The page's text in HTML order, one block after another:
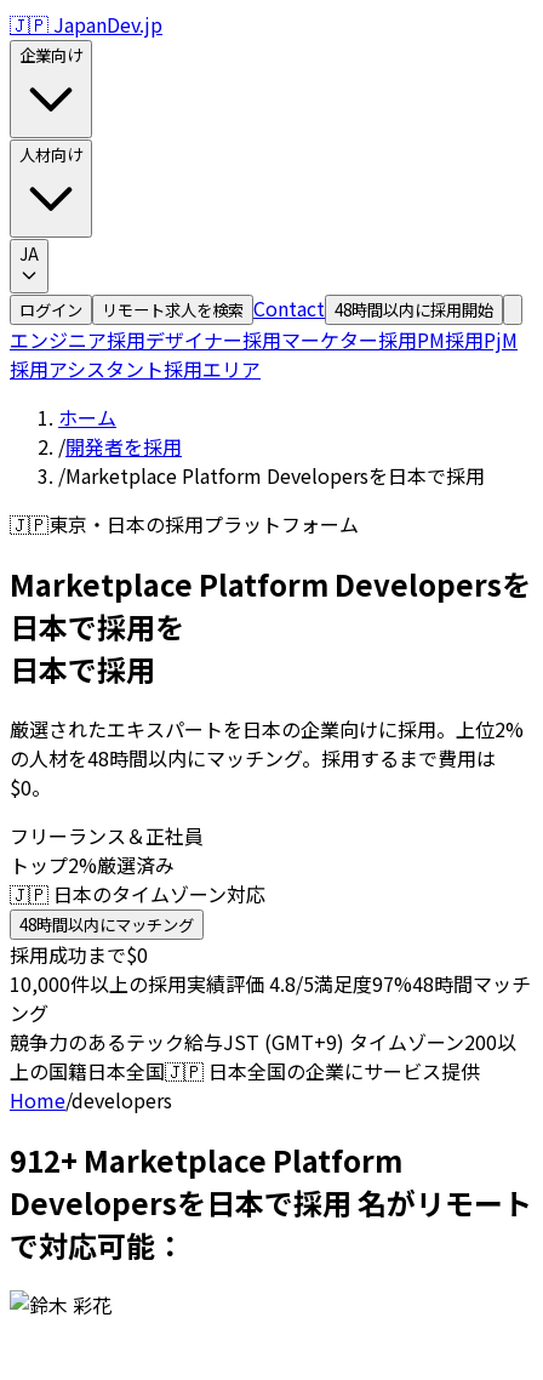
🇯🇵 JapanDev.jp
企業向け
人材向け
JA
ログイン リモート求人を検索 Contact 48時間以内に採用開始
エンジニア採用デザイナー採用マーケター採用PM採用PjM
採用アシスタント採用エリア
ホーム
/開発者を採用
/Marketplace Platform Developersを日本で採用
🇯🇵東京・日本の採用プラットフォーム
Marketplace Platform Developersを
日本で採用を
日本で採用
厳選されたエキスパートを日本の企業向けに採用。上位2%
の人材を48時間以内にマッチング。採用するまで費用は
$0。
フリーランス＆正社員
トップ2%厳選済み
🇯🇵 日本のタイムゾーン対応
48時間以内にマッチング
採用成功まで$0
10,000件以上の採用実績評価 4.8/5満足度97%48時間マッチ
ング
競争力のあるテック給与JST (GMT+9) タイムゾーン200以
上の国籍日本全国🇯🇵 日本全国の企業にサービス提供
Home/developers
912+ Marketplace Platform
Developersを日本で採用 名がリモート
で対応可能：